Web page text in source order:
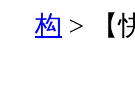
构 >